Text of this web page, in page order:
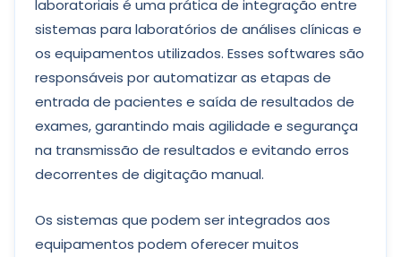
laboratoriais é uma prática de integração entre
sistemas para laboratórios de análises clínicas e
os equipamentos utilizados. Esses softwares são
responsáveis por automatizar as etapas de
entrada de pacientes e saída de resultados de
exames, garantindo mais agilidade e segurança
na transmissão de resultados e evitando erros
decorrentes de digitação manual.
Os sistemas que podem ser integrados aos
equipamentos podem oferecer muitos